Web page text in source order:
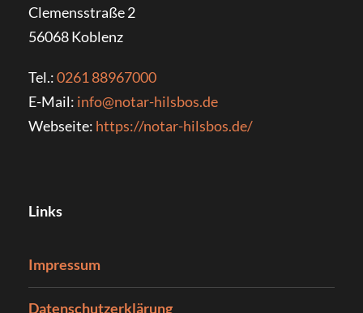
Clemensstraße 2
56068Koblenz
Tel.:0261 88967000
E-Mail: info@notar-hilsbos.de
Webseite: https://notar-hilsbos.de/
Links
Impressum
Datenschutzerklärung